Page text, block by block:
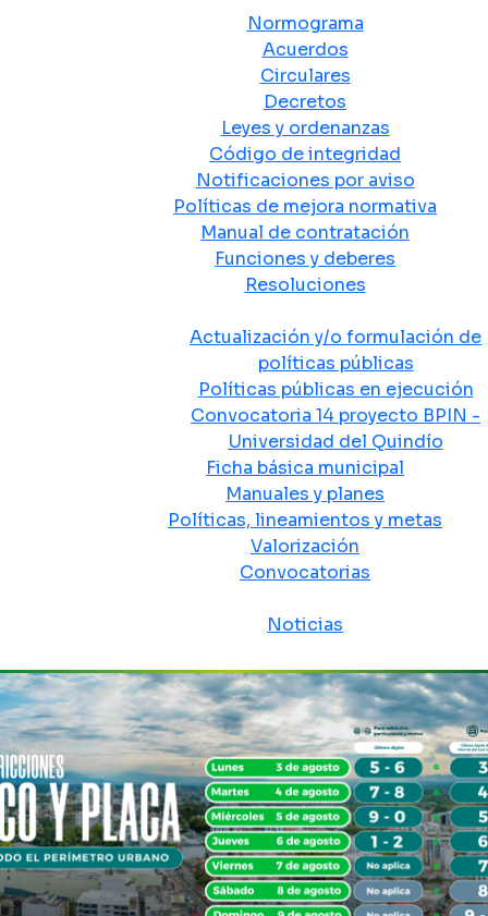
Normograma
Acuerdos
Circulares
Decretos
Leyes y ordenanzas
Código de integridad
Notificaciones por aviso
Políticas de mejora normativa
Manual de contratación
Funciones y deberes
Resoluciones
Actualización y/o formulación de
políticas públicas
Políticas públicas en ejecución
Convocatoria 14 proyecto BPIN -
Universidad del Quindío
Ficha básica municipal
Manuales y planes
Políticas, lineamientos y metas
Valorización
Convocatorias
Noticias